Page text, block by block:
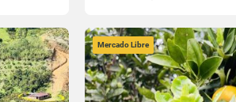
Mercado Libre